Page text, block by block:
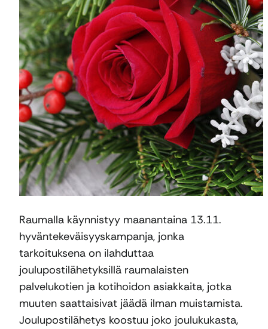
Raumalla käynnistyy maanantaina 13.11.
hyväntekeväisyyskampanja, jonka
tarkoituksena on ilahduttaa
joulupostilähetyksillä raumalaisten
palvelukotien ja kotihoidon asiakkaita, jotka
muuten saattaisivat jäädä ilman muistamista.
Joulupostilähetys koostuu joko joulukukasta,